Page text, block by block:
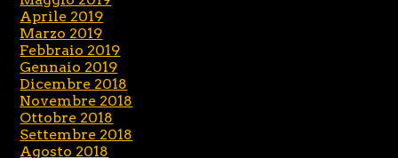
Aprile 2019
Marzo 2019
Febbraio 2019
Gennaio 2019
Dicembre 2018
Novembre 2018
Ottobre 2018
Settembre 2018
Agosto 2018